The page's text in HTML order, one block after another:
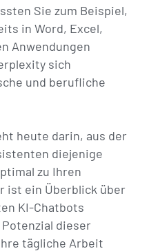
Sie zum Beispiel,
in Word, Excel,
Anwendungen
sich
und berufliche
heute darin, aus der
diejenige
zu Ihren
ist ein Überblick über
KI-Chatbots
dieser
tägliche Arbeit